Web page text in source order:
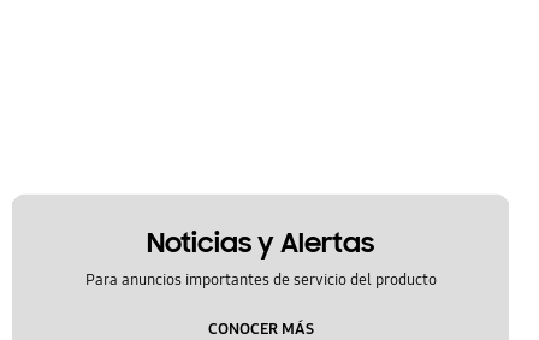
Noticias y Alertas
Para anuncios importantes de servicio del producto
CONOCER MÁS